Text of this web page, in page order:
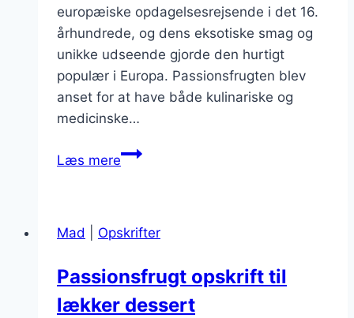
europæiske opdagelsesrejsende i det 16.
århundrede, og dens eksotiske smag og
unikke udseende gjorde den hurtigt
populær i Europa. Passionsfrugten blev
anset for at have både kulinariske og
medicinske…
Læs merePassionsfrugt
fantastisk
Mad Opskrifter
Passionsfrugt opskrift til
lækker dessert